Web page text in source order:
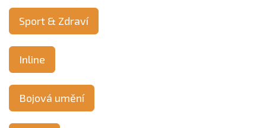
Sport & Zdraví
Inline
Bojová umění